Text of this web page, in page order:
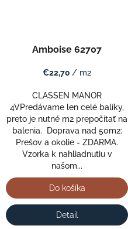
Amboise 62707
€22,70 / m2
CLASSEN MANOR
4VPredávame len celé balíky,
preto je nutné m2 prepočítať na
balenia. Doprava nad 50m2:
Prešov a okolie - ZDARMA.
Vzorka k nahliadnutiu v
našom...
Do košíka
Detail